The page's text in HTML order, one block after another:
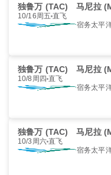
独鲁万 (TAC) 马尼拉
10/16周五 直飞
宿务太平
独鲁万 (TAC) 马尼拉
10/8周四 直飞
宿务太平
独鲁万 (TAC) 马尼拉
10/3周六 直飞
宿务太平